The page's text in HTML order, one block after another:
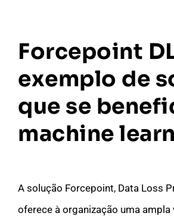
Forcepoint
exemplo de
que se
machine
A solução Forcepoint, Data Loss
oferece à organização uma